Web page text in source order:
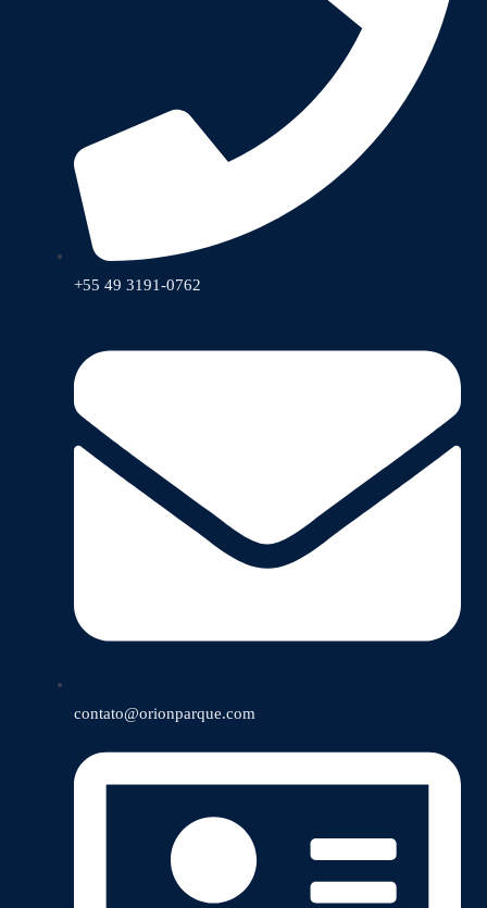
+55 49 3191-0762
contato@orionparque.com